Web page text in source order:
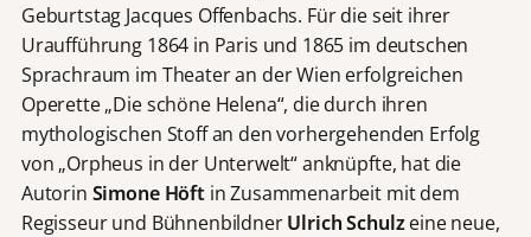
Geburtstag Jacques Offenbachs. Für die seit ihrer
Uraufführung 1864 in Paris und 1865 im deutschen
Sprachraum im Theater an der Wien erfolgreichen
Operette „Die schöne Helena“, die durch ihren
mythologischen Stoff an den vorhergehenden Erfolg
von „Orpheus in der Unterwelt“ anknüpfte, hat die
Autorin Simone Höftin Zusammenarbeit mit dem
Regisseur und BühnenbildnerUlrich Schulzeine neue,